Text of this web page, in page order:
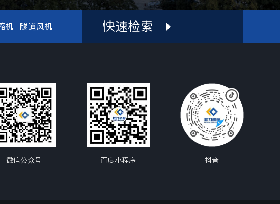
机 隧道风机 快速检索
微信公众号 百度小程序 抖音